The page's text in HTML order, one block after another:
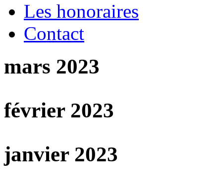
Les honoraires
Contact
mars 2023
mercredi 15 10:01:42
février 2023
mardi 28 15:47:46
janvier 2023